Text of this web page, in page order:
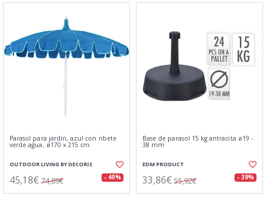
Parasol para jardín, azul con ribete
verde agua, ø170 x 215 cm
OUTDOOR LIVING BY DECORIS
45,18€ 74,89€ - 40%
Base de parasol 15 kg antracita ø19 -
38 mm
EDM PRODUCT
33,86€ 55,92€ - 39%